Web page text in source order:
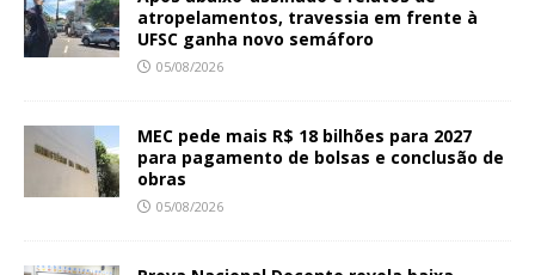
atropelamentos, travessia em frente à
UFSC ganha novo semáforo
05/08/2026
MEC pede mais R$ 18 bilhões para 2027
para pagamento de bolsas e conclusão de
obras
05/08/2026